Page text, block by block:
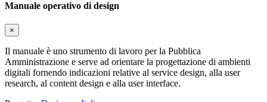
Manuale operativo di design
×
Il manuale è uno strumento di lavoro per la Pubblica
Amministrazione e serve ad orientare la progettazione di ambienti
digitali fornendo indicazioni relative al service design, alla user
research, al content design e alla user interface.